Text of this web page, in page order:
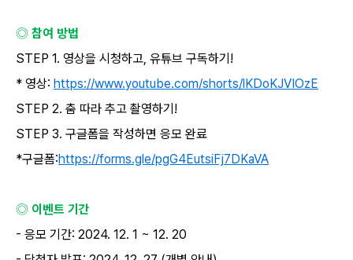
◎ 참여 방법
STEP 1. 영상을 시청하고, 유튜브 구독하기!
* 영상: https://www.youtube.com/shorts/lKDoKJVIOzE
STEP 2. 춤 따라 추고 촬영하기!
STEP 3. 구글폼을 작성하면 응모 완료
*구글폼:https://forms.gle/pgG4EutsiFj7DKaVA
◎ 이벤트 기간
- 응모 기간: 2024. 12. 1 ~ 12. 20